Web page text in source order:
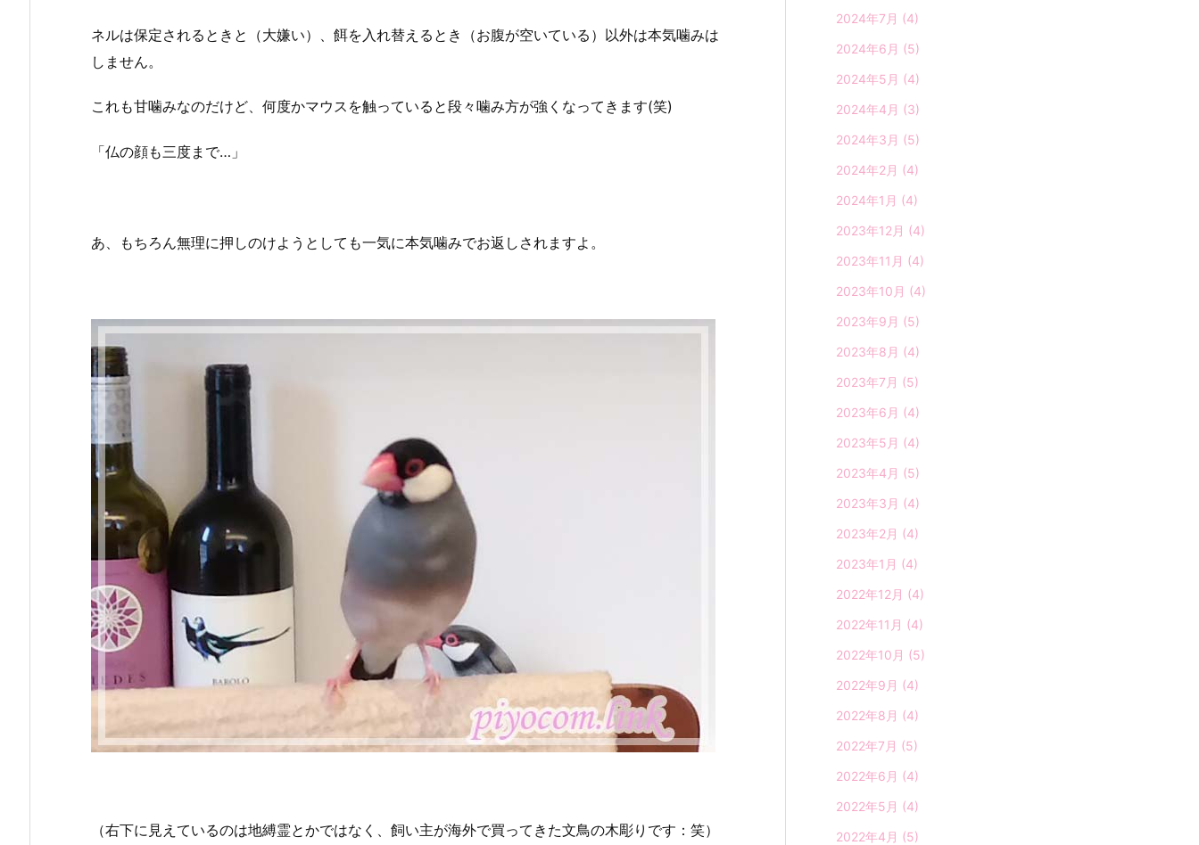
ネルは保定されるときと（大嫌い）、餌を入れ替えるとき（お腹が空いている）以外は本気噛みは
しません。
これも甘噛みなのだけど、何度かマウスを触っていると段々噛み方が強くなってきます(笑)
「仏の顔も三度まで…」
あ、もちろん無理に押しのけようとしても一気に本気噛みでお返しされますよ。
（右下に見えているのは地縛霊とかではなく、飼い主が海外で買ってきた文鳥の木彫りです：笑）
2024年7月 (4)
2024年6月 (5)
2024年5月 (4)
2024年4月 (3)
2024年3月 (5)
2024年2月 (4)
2024年1月 (4)
2023年12月 (4)
2023年11月 (4)
2023年10月 (4)
2023年9月 (5)
2023年8月 (4)
2023年7月 (5)
2023年6月 (4)
2023年5月 (4)
2023年4月 (5)
2023年3月 (4)
2023年2月 (4)
2023年1月 (4)
2022年12月 (4)
2022年11月 (4)
2022年10月 (5)
2022年9月 (4)
2022年8月 (4)
2022年7月 (5)
2022年6月 (4)
2022年5月 (4)
2022年4月 (5)